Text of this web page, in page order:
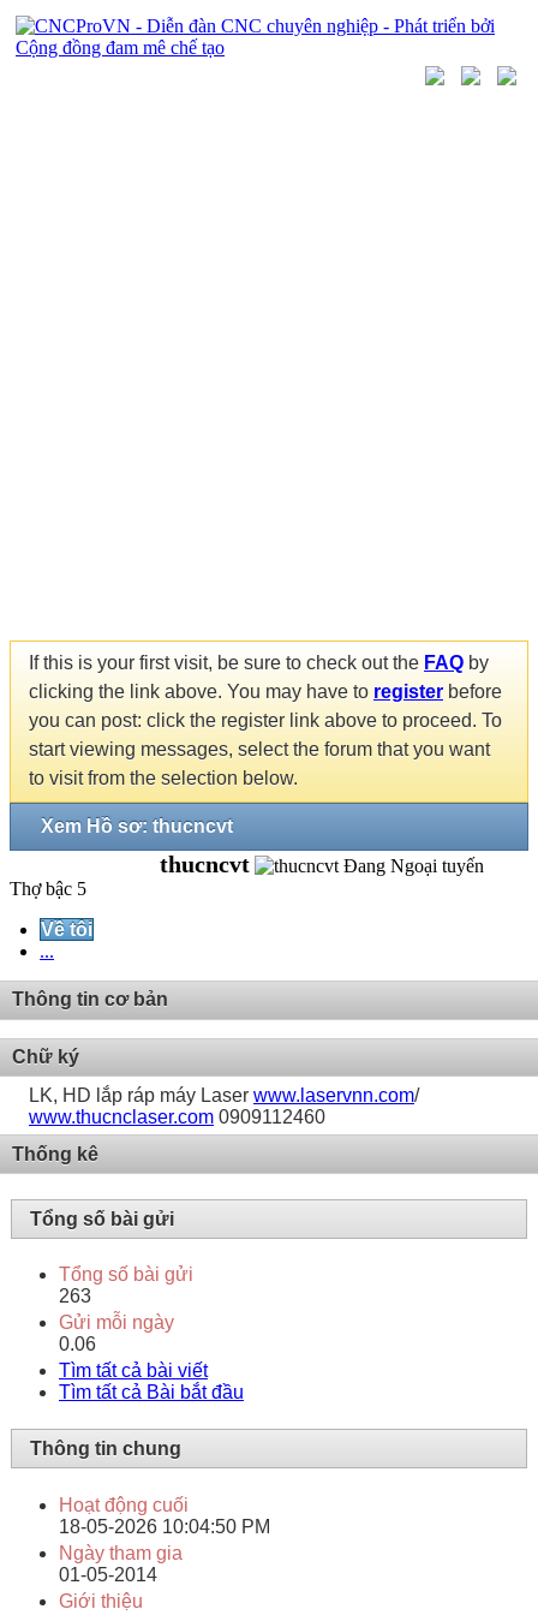
If this is your first visit, be sure to check out the FAQ by
clicking the link above. You may have to register before
you can post: click the register link above to proceed. To
start viewing messages, select the forum that you want
to visit from the selection below.
Xem Hồ sơ: thucncvt
thucncvt
Thợ bậc 5
Về tôi
...
Thông tin cơ bản
Chữ ký
LK, HD lắp ráp máy Laser www.laservnn.com/
www.thucnclaser.com 0909112460
Thống kê
Tổng số bài gửi
Tổng số bài gửi
263
Gửi mỗi ngày
0.06
Tìm tất cả bài viết
Tìm tất cả Bài bắt đầu
Thông tin chung
Hoạt động cuối
18-05-2026 10:04:50 PM
Ngày tham gia
01-05-2014
Giới thiệu